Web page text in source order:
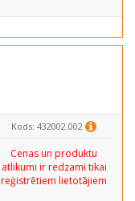
Kods: 432002.002
Cenas un produktu
atlikumi ir redzami tikai
reģistrētiem lietotājiem